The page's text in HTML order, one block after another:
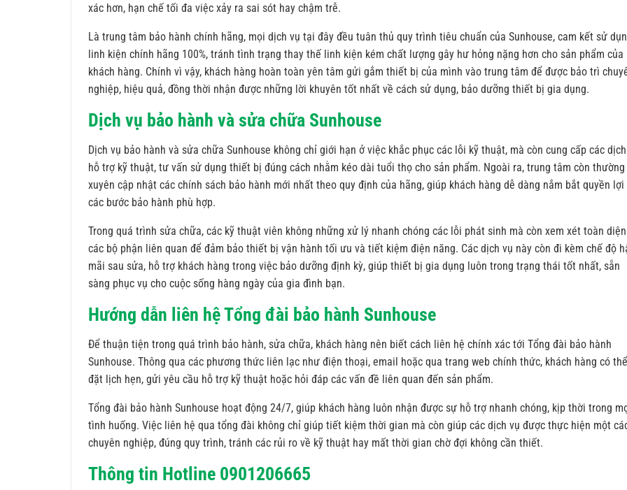
xác hơn, hạn chế tối đa việc xảy ra sai sót hay chậm trễ.
Là trung tâm bảo hành chính hãng, mọi dịch vụ tại đây đều tuân thủ quy trình tiêu chuẩn của Sunhouse, cam kết sử
linh kiện chính hãng 100%, tránh tình trạng thay thế linh kiện kém chất lượng gây hư hỏng nặng hơn cho sản phẩm của
khách hàng. Chính vì vậy, khách hàng hoàn toàn yên tâm gửi gắm thiết bị của mình vào trung tâm để được bảo trì
nghiệp, hiệu quả, đồng thời nhận được những lời khuyên tốt nhất về cách sử dụng, bảo dưỡng thiết bị gia dụng.
Dịch vụ bảo hành và sửa chữa Sunhouse
Dịch vụ bảo hành và sửa chữa Sunhouse không chỉ giới hạn ở việc khắc phục các lỗi kỹ thuật, mà còn cung cấp các
hỗ trợ kỹ thuật, tư vấn sử dụng thiết bị đúng cách nhằm kéo dài tuổi thọ cho sản phẩm. Ngoài ra, trung tâm còn thường
xuyên cập nhật các chính sách bảo hành mới nhất theo quy định của hãng, giúp khách hàng dễ dàng nắm bắt quyền lợi
các bước bảo hành phù hợp.
Trong quá trình sửa chữa, các kỹ thuật viên không những xử lý nhanh chóng các lỗi phát sinh mà còn xem xét toàn diện
các bộ phận liên quan để đảm bảo thiết bị vận hành tối ưu và tiết kiệm điện năng. Các dịch vụ này còn đi kèm chế độ
mãi sau sửa, hỗ trợ khách hàng trong việc bảo dưỡng định kỳ, giúp thiết bị gia dụng luôn trong trạng thái tốt nhất, sẵn
sàng phục vụ cho cuộc sống hàng ngày của gia đình bạn.
Hướng dẫn liên hệ Tổng đài bảo hành Sunhouse
Để thuận tiện trong quá trình bảo hành, sửa chữa, khách hàng nên biết cách liên hệ chính xác tới Tổng đài bảo hành
Sunhouse. Thông qua các phương thức liên lạc như điện thoại, email hoặc qua trang web chính thức, khách hàng có thể
đặt lịch hẹn, gửi yêu cầu hỗ trợ kỹ thuật hoặc hỏi đáp các vấn đề liên quan đến sản phẩm.
Tổng đài bảo hành Sunhouse hoạt động 24/7, giúp khách hàng luôn nhận được sự hỗ trợ nhanh chóng, kịp thời trong
tình huống. Việc liên hệ qua tổng đài không chỉ giúp tiết kiệm thời gian mà còn giúp các dịch vụ được thực hiện một
chuyên nghiệp, đúng quy trình, tránh các rủi ro về kỹ thuật hay mất thời gian chờ đợi không cần thiết.
Thông tin Hotline 0901206665